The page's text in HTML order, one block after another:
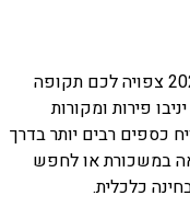
עד תחילת מאי ובמהלך נובמבר דצמבר 2022 צפויה לכם תקופה
פירות ומקורות
כספים רבים יותר בדרך
במשכורת או לחפש
כלכלית.